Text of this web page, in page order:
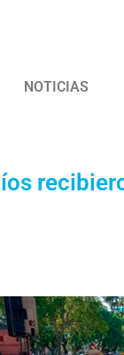
NOTICIAS